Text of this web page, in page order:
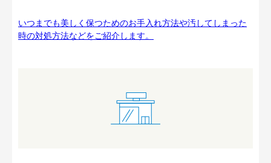
いつまでも美しく保つためのお手入れ方法や汚してしまった
時の対処方法などをご紹介します。